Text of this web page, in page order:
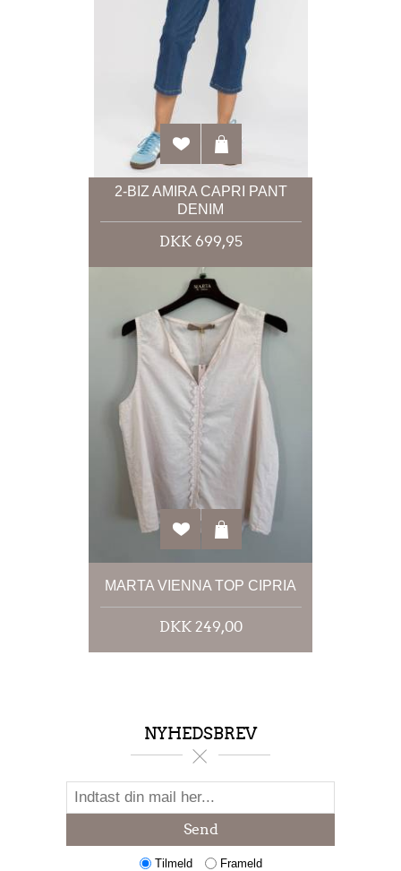
2-BIZ AMIRA CAPRI PANT
DENIM
DKK 699,95
MARTA VIENNA TOP CIPRIA
DKK 249,00
NYHEDSBREV
Send
Tilmeld Frameld